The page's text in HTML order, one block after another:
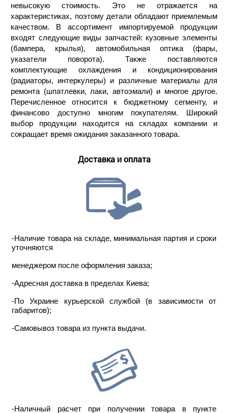
невысокую стоимость. Это не отражается на
характеристиках, поэтому детали обладают приемлемым
качеством. В ассортимент импортируемой продукции
входят следующие виды запчастей: кузовные элементы
(бампера, крылья), автомобильная оптика (фары,
указатели поворота). Также поставляются
комплектующие охлаждения и кондиционирования
(радиаторы, интеркулеры) и различные материалы для
ремонта (шпатлевки, лаки, автоэмали) и многое другое.
Перечисленное относится к бюджетному сегменту, и
финансово доступно многим покупателям. Широкий
выбор продукции находится на складах компании и
сокращает время ожидания заказанного товара.
Доставка и оплата
-Наличие товара на складе, минимальная партия и сроки
уточняются
менеджером после оформления заказа;
-Адресная доставка в пределах Киева;
-По Украине курьерской службой (в зависимости от
габаритов);
-Самовывоз товара из пункта выдачи.
-Наличный расчет при получении товара в пункте